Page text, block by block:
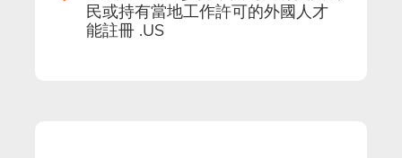
民或持有當地工作許可的外國人才
能註冊 .US